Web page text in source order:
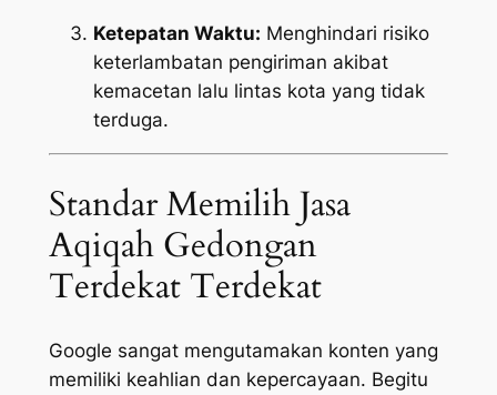
Ketepatan Waktu: Menghindari risiko
keterlambatan pengiriman akibat
kemacetan lalu lintas kota yang tidak
terduga.
Standar Memilih Jasa
Aqiqah Gedongan
Terdekat Terdekat
Google sangat mengutamakan konten yang
memiliki keahlian dan kepercayaan. Begitu